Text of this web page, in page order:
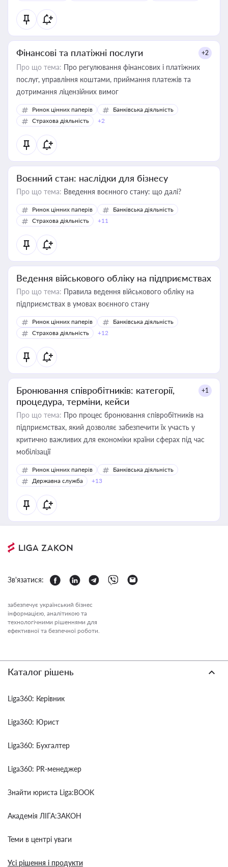
Фінансові та платіжні послуги +2
Про що тема: Про регулювання фінансових і платіжних
послуг, управління коштами, приймання платежів та
дотримання ліцензійних вимог
Ринок цінних паперів
Банківська діяльність
Страхова діяльність
+2
Воєнний стан: наслідки для бізнесу
Про що тема: Введення воєнного стану: що далі?
Ринок цінних паперів
Банківська діяльність
Страхова діяльність
+11
Ведення військового обліку на підприємствах
Про що тема: Правила ведення військового обліку на
підприємствах в умовах воєнного стану
Ринок цінних паперів
Банківська діяльність
Страхова діяльність
+12
Бронювання співробітників: категорії,
процедура, терміни, кейси
+1
Про що тема: Про процес бронювання співробітників на
підприємствах, який дозволяє забезпечити їх участь у
критично важливих для економіки країни сферах під час
мобілізації
Ринок цінних паперів
Банківська діяльність
Державна служба
+13
Зв'язатися:
забезпечує український бізнес
інформацією, аналітикою та
технологічними рішеннями для
ефективної та безпечної роботи.
Каталог рішень
Liga360: Керівник
Liga360: Юрист
Liga360: Бухгалтер
Liga360: PR-менеджер
Знайти юриста Liga:BOOK
Академія ЛІГА:ЗАКОН
Теми в центрі уваги
Усі рішення і продукти